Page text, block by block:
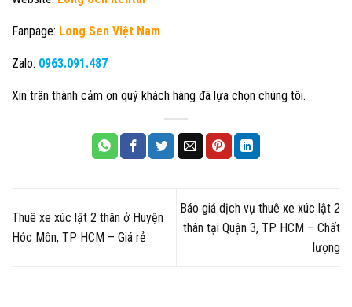
Fanpage: Long Sen Việt Nam
Zalo: 0963.091.487
Xin trân thành cảm ơn quý khách hàng đã lựa chọn chúng tôi.
Thuê xe xúc lật 2 thân ở Huyện
Hóc Môn, TP HCM – Giá rẻ
Báo giá dịch vụ thuê xe xúc lật 2
thân tại Quận 3, TP HCM – Chất
lượng